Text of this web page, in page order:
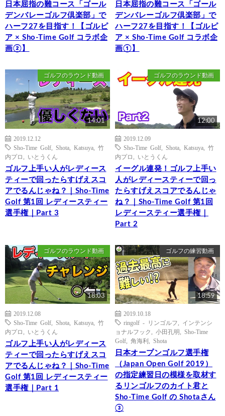
日本屈指の難コース「ゴール
デンバレーゴルフ倶楽部」で
ハーフ27を目指す！【ゴルピ
ア × Sho-Time Golf コラボ企
画②】
日本屈指の難コース「ゴール
デンバレーゴルフ倶楽部」で
ハーフ27を目指す！【ゴルピ
ア × Sho-Time Golf コラボ企
画①】
ゴルフのラウンド動画
14:01
2019.12.12
Sho-Time Golf
Shota Katsuya
竹
内プロ
いとうくん
ゴルフ上手い人がレディース
ティーで回ったらすげえスコ
アでるんじゃね？｜Sho-Time
Golf 第1回 レディースティー
選手権｜Part 3
ゴルフのラウンド動画
12:00
2019.12.09
Sho-Time Golf
Shota Katsuya
竹
内プロ
いとうくん
イーグル連発！ゴルフ上手い
人がレディースティーで回っ
たらすげえスコアでるんじゃ
ね？｜Sho-Time Golf 第1回
レディースティー選手権｜
Part 2
ゴルフのラウンド動画
18:03
2019.12.08
Sho-Time Golf
Shota Katsuya
竹
内プロ
いとうくん
ゴルフ上手い人がレディース
ティーで回ったらすげえスコ
アでるんじゃね？｜Sho-Time
Golf 第1回 レディースティー
選手権｜Part 1
ゴルフの練習動画
18:59
2019.10.18
ringolf - リンゴルフ
インテンシ
ョナルフック
小田孔明
Sho-Time
Golf
角海利 Shota
日本オープンゴルフ選手権
（Japan Open Golf 2019）
の指定練習日の模様を取材す
るリンゴルフのカイト君と
Sho-Time Golf の Shotaさん
③